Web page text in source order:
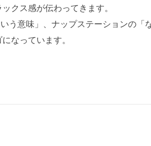
クス感が伝わってきます。
う意味」、ナップステーションの「
なっています。